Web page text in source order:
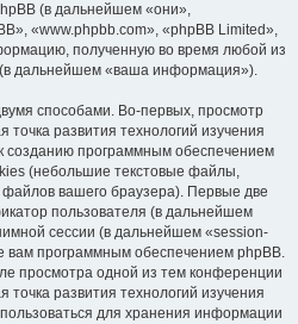
(в дальнейшем «они»,
«www.phpbb.com», «phpBB Limited»,
полученную во время любой из
(в дальнейшем «ваша информация»).
способами. Во-первых, просмотр
развития технологий изучения
созданию программным обеспечением
(небольшие текстовые файлы,
вашего браузера). Первые две
пользователя (в дальнейшем
сессии (в дальнейшем «session-
вам программным обеспечением phpBB.
просмотра одной из тем конференции
развития технологий изучения
для хранения информации